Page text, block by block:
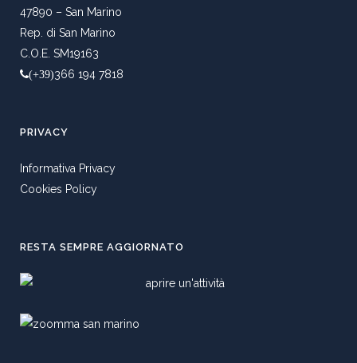
47890 – San Marino
Rep. di San Marino
C.O.E. SM19163
(+39)366 194 7818
PRIVACY
Informativa Privacy
Cookies Policy
RESTA SEMPRE AGGIORNATO